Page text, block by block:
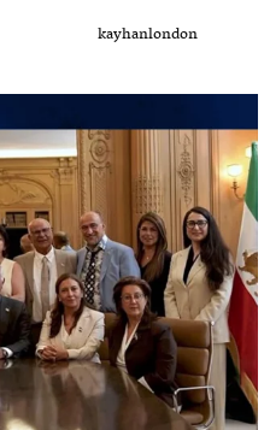
kayhanlondon